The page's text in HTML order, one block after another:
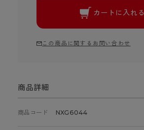
カートに入れる
この商品に関するお問い合わせ
商品詳細
商品コード NXG6044